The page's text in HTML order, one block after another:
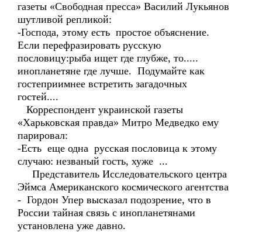
газеты «Свободная пресса» Василий Лукьянов
шутливой репликой:
-Господа, этому есть простое объяснение.
Если перефразировать русскую
пословицу:рыба ищет где глубже, то.....
инопланетяне где лучше. Подумайте как
гостеприимнее встретить загадочных
гостей....
Корреспондент украинской газеты
«Харьковская правда» Митро Медведко ему
парировал:
-Есть еще одна русская пословица к этому
случаю: незваный гость, хуже ...
Представитель Исследовательского центра
Эймса Американского космического агентства
- Гордон Упер высказал подозрение, что в
России тайная связь с инопланетянами
установлена уже давно.